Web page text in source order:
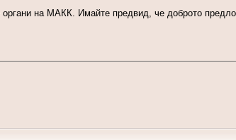
на МАКК. Имайте предвид, че доброто